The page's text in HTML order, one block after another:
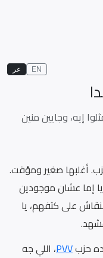
EN عر
إيه، وجايين منين
أغلبها صغير ومؤقت.
إما عشان موجودين
على كتفهم، يا
PVV، اللي جه